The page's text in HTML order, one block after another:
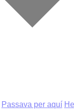
Passava per aquí